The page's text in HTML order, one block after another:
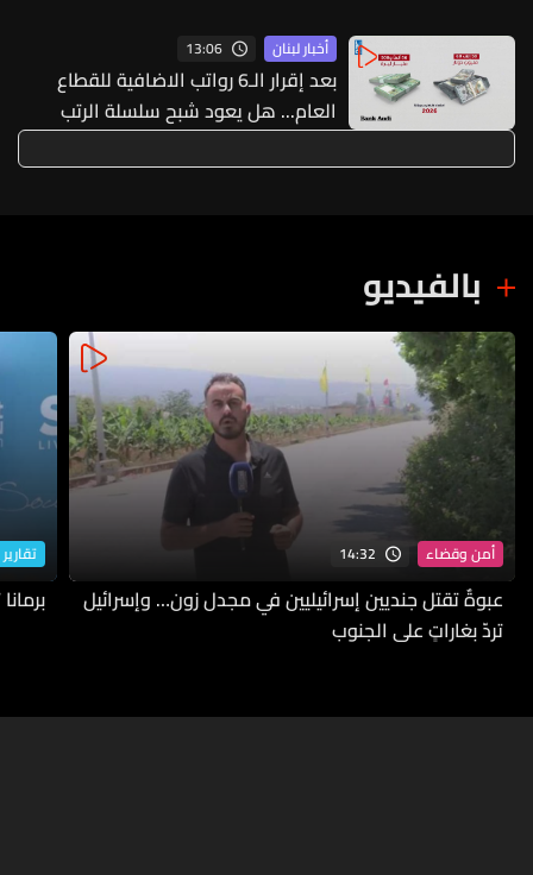
أُقفلت نتيجة الغارات الإسرائيلية الأخيرة
والعمل على تأمين عودة الأهالي الذين
نزحوا بفعل العدوان
أخبار لبنان 13:06
بعد إقرار الـ6 رواتب الاضافية للقطاع
العام... هل يعود شبح سلسلة الرتب
والرواتب؟
بالفيديو
أمن وقضاء 14:32
عبوةٌ تقتل جنديين إسرائيليين في مجدل زون… وإسرائيل
تردّ بغاراتٍ على الجنوب